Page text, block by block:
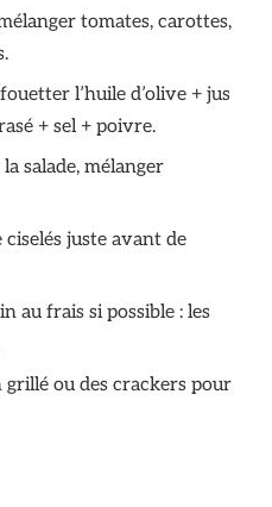
tomates, carottes,
l’huile d’olive + jus
+ sel + poivre.
salade, mélanger
juste avant de
au frais si possible : les
ou des crackers pour